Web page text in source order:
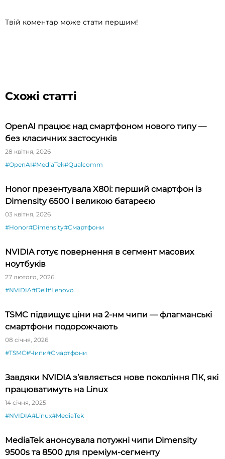
Твій коментар може стати першим!
Схожі статті
OpenAI працює над смартфоном нового типу —
без класичних застосунків
28 квітня, 2026
#OpenAI#MediaTek#Qualcomm
Honor презентувала X80i: перший смартфон із
Dimensity 6500 і великою батареєю
03 квітня, 2026
#Honor#Dimensity#Смартфони
NVIDIA готує повернення в сегмент масових
ноутбуків
27 лютого, 2026
#NVIDIA#Dell#Lenovo
TSMC підвищує ціни на 2-нм чипи — флагманські
смартфони подорожчають
08 січня, 2026
#TSMC#Чипи#Смартфони
Завдяки NVIDIA з’являється нове покоління ПК, які
працюватимуть на Linux
14 січня, 2025
#NVIDIA#Linux#MediaTek
MediaTek анонсувала потужні чипи Dimensity
9500s та 8500 для преміум-сегменту